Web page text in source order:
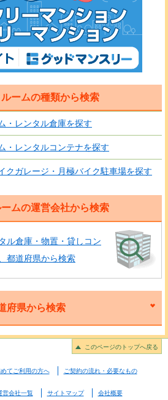
ルームの種類から検索
・レンタル倉庫を探す
・レンタルコンテナを探す
クガレージ・月極バイク駐車場を探す
ームの運営会社から検索
ル倉庫・物置・貸しコン
都道府県から検索
府県から検索
このページのトップへ戻る
てご利用の方へ ご契約の流れ・必要なもの
営会社一覧 サイトマップ 会社概要